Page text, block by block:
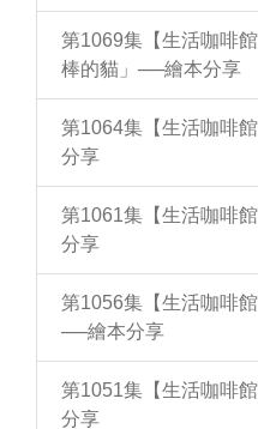
第1069集【生活咖啡
棒的貓」──繪本分享
第1064集【生活咖啡
分享
第1061集【生活咖啡
分享
第1056集【生活咖啡
──繪本分享
第1051集【生活咖啡
分享